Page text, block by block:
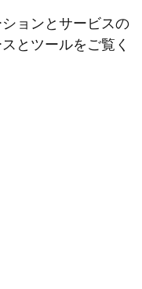
ョンとサービスの
とツールをご覧く